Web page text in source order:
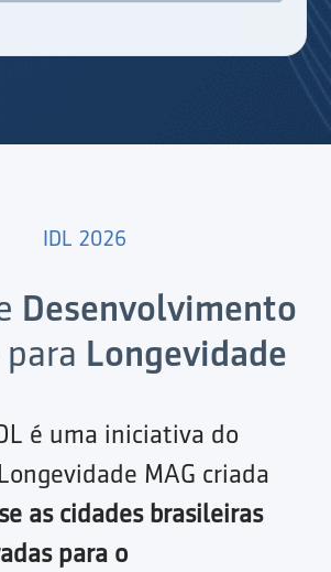
IDL 2026
Desenvolvimento
para Longevidade
é uma iniciativa do
MAG criada
se as cidades brasileiras
para o